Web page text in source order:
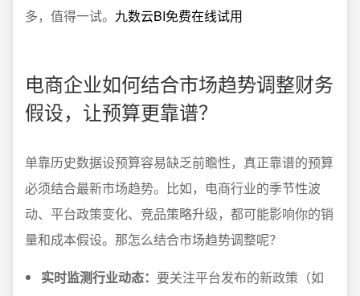
多，值得一试。 九数云BI免费在线试用
电商企业如何结合市场趋势调整财务
假设，让预算更靠谱？
单靠历史数据设预算容易缺乏前瞻性，真正靠谱的预算
必须结合最新市场趋势。比如，电商行业的季节性波
动、平台政策变化、竞品策略升级，都可能影响你的销
量和成本假设。那怎么结合市场趋势调整呢？
实时监测行业动态： 要关注平台发布的新政策（如